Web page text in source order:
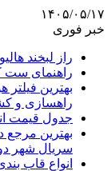
۱۴۰۵/۰۵/۱۷
خبر فوری
راز لبخند
راهنمای ست
بهترین
راهسازی و
جدول قیمت
بهترین مرجع
سریال شهر
انواع قاب